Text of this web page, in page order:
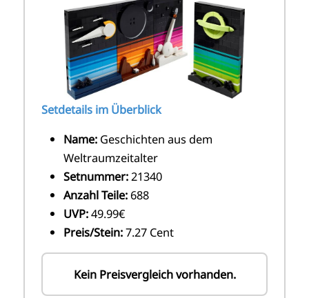
Setdetails im Überblick
Name:Geschichten aus dem
Weltraumzeitalter
Setnummer:21340
Anzahl Teile:688
UVP:49.99€
Preis/Stein:7.27 Cent
Kein Preisvergleich vorhanden.